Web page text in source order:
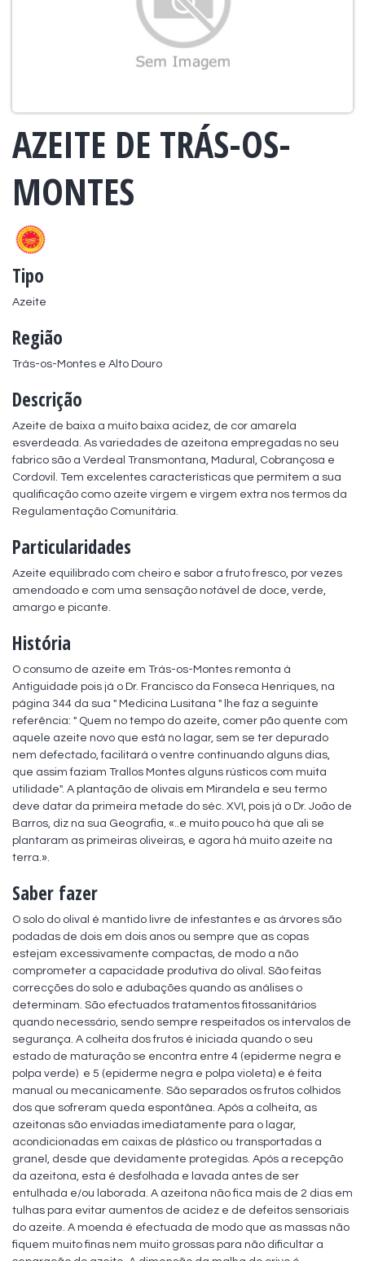
AZEITE DE TRÁS-OS-
MONTES
Tipo
Azeite
Região
Trás-os-Montes e Alto Douro
Descrição
Azeite de baixa a muito baixa acidez, de cor amarela
esverdeada. As variedades de azeitona empregadas no seu
fabrico são a Verdeal Transmontana, Madural, Cobrançosa e
Cordovil. Tem excelentes características que permitem a sua
qualificação como azeite virgem e virgem extra nos termos da
Regulamentação Comunitária.
Particularidades
Azeite equilibrado com cheiro e sabor a fruto fresco, por vezes
amendoado e com uma sensação notável de doce, verde,
amargo e picante.
História
O consumo de azeite em Trás-os-Montes remonta à
Antiguidade pois já o Dr. Francisco da Fonseca Henriques, na
página 344 da sua " Medicina Lusitana " lhe faz a seguinte
referência: " Quem no tempo do azeite, comer pão quente com
aquele azeite novo que está no lagar, sem se ter depurado
nem defectado, facilitará o ventre continuando alguns dias,
que assim faziam Trallos Montes alguns rústicos com muita
utilidade". A plantação de olivais em Mirandela e seu termo
deve datar da primeira metade do séc. XVI, pois já o Dr. João de
Barros, diz na sua Geografia, «..e muito pouco há que ali se
plantaram as primeiras oliveiras, e agora há muito azeite na
terra.».
Saber fazer
O solo do olival é mantido livre de infestantes e as árvores são
podadas de dois em dois anos ou sempre que as copas
estejam excessivamente compactas, de modo a não
comprometer a capacidade produtiva do olival. São feitas
correcções do solo e adubações quando as análises o
determinam. São efectuados tratamentos fitossanitários
quando necessário, sendo sempre respeitados os intervalos de
segurança. A colheita dos frutos é iniciada quando o seu
estado de maturação se encontra entre 4 (epiderme negra e
polpa verde)  e 5 (epiderme negra e polpa violeta) e é feita
manual ou mecanicamente. São separados os frutos colhidos
dos que sofreram queda espontânea. Após a colheita, as
azeitonas são enviadas imediatamente para o lagar,
acondicionadas em caixas de plástico ou transportadas a
granel, desde que devidamente protegidas. Após a recepção
da azeitona, esta é desfolhada e lavada antes de ser
entulhada e/ou laborada. A azeitona não fica mais de 2 dias em
tulhas para evitar aumentos de acidez e de defeitos sensoriais
do azeite. A moenda é efectuada de modo que as massas não
fiquem muito finas nem muito grossas para não dificultar a